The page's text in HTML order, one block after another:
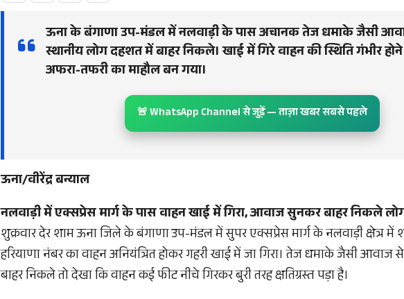
ऊना के बंगाणा उप-मंडल में नलवाड़ी के पास अचानक तेज धमाके जैसी
स्थानीय लोग दहशत में बाहर निकले। खाई में गिरे वाहन की स्थिति गंभीर
अफरा-तफरी का माहौल बन गया।
🚨 WhatsApp Channel से जुड़ें — ताज़ा खबर सबसे पहले
ऊना/वीरेंद्र बन्याल
नलवाड़ी में एक्सप्रेस मार्ग के पास वाहन खाई में गिरा, आवाज सुनकर बाहर निकले
शुक्रवार देर शाम ऊना जिले के बंगाणा उप-मंडल में सुपर एक्सप्रेस मार्ग के नलवाड़ी क्षेत्र
हरियाणा नंबर का वाहन अनियंत्रित होकर गहरी खाई में जा गिरा। तेज धमाके जैसी आवाज
बाहर निकले तो देखा कि वाहन कई फीट नीचे गिरकर बुरी तरह क्षतिग्रस्त पड़ा है।